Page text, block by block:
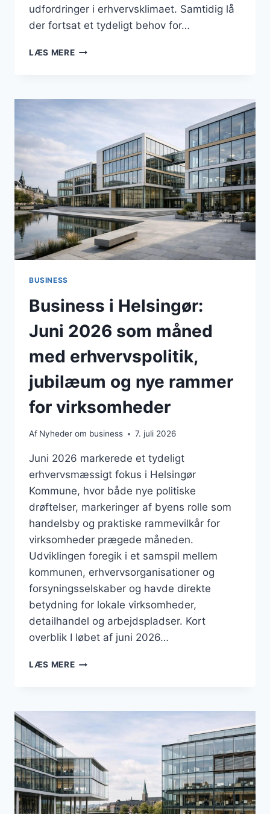
udfordringer i erhvervsklimaet. Samtidig lå
der fortsat et tydeligt behov for…
LÆS MEREBUSINESS
OG
PLADSMANGEL
BUSINESS
Business i Helsingør:
Juni 2026 som måned
med erhvervspolitik,
jubilæum og nye rammer
for virksomheder
Af Nyheder om business 7. juli 2026
Juni 2026 markerede et tydeligt
erhvervsmæssigt fokus i Helsingør
Kommune, hvor både nye politiske
drøftelser, markeringer af byens rolle som
handelsby og praktiske rammevilkår for
virksomheder prægede måneden.
Udviklingen foregik i et samspil mellem
kommunen, erhvervsorganisationer og
forsyningsselskaber og havde direkte
betydning for lokale virksomheder,
detailhandel og arbejdspladser. Kort
overblik I løbet af juni 2026…
LÆS MEREBUSINESS
2026
MÅNED
ERHVERVSPOLITIK,
JUBILÆUM
OG
NYE